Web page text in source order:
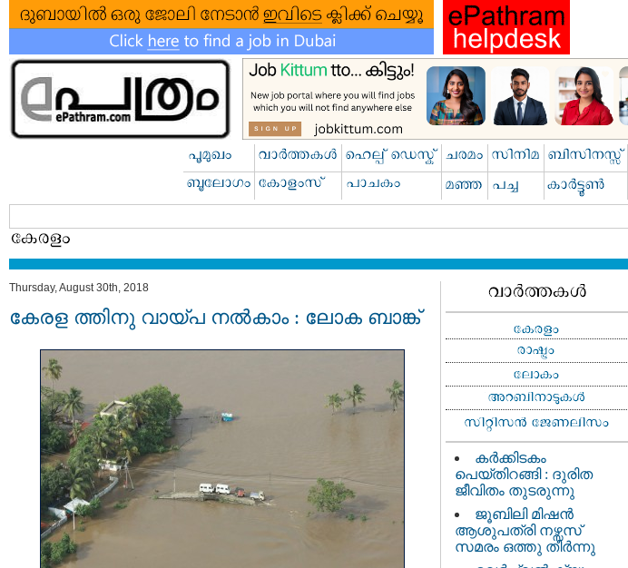
Thursday, August 30th, 2018
കേരള ത്തിനു വായ്പ നല്‍കാം : ലോക ബാങ്ക്
കർക്കിടകം
പെയ്തിറങ്ങി : ദുരിത
ജീവിതം തുടരുന്നു
ജൂബിലി മിഷൻ
ആശുപത്രി നഴ്സസ്
സമരം ഒത്തു തീർന്നു